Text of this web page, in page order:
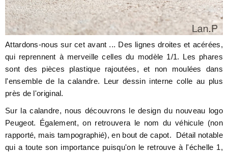
Attardons-nous sur cet avant ... Des lignes droites et acérées,
qui reprennent à merveille celles du modèle 1/1. Les phares
sont des pièces plastique rajoutées, et non moulées dans
l'ensemble de la calandre. Leur dessin interne colle au plus
près de l'original.
Sur la calandre, nous découvrons le design du nouveau logo
Peugeot. Également, on retrouvera le nom du véhicule (non
rapporté, mais tampographié), en bout de capot. Détail notable
qui a toute son importance puisqu'on le retrouve à l'échelle 1,